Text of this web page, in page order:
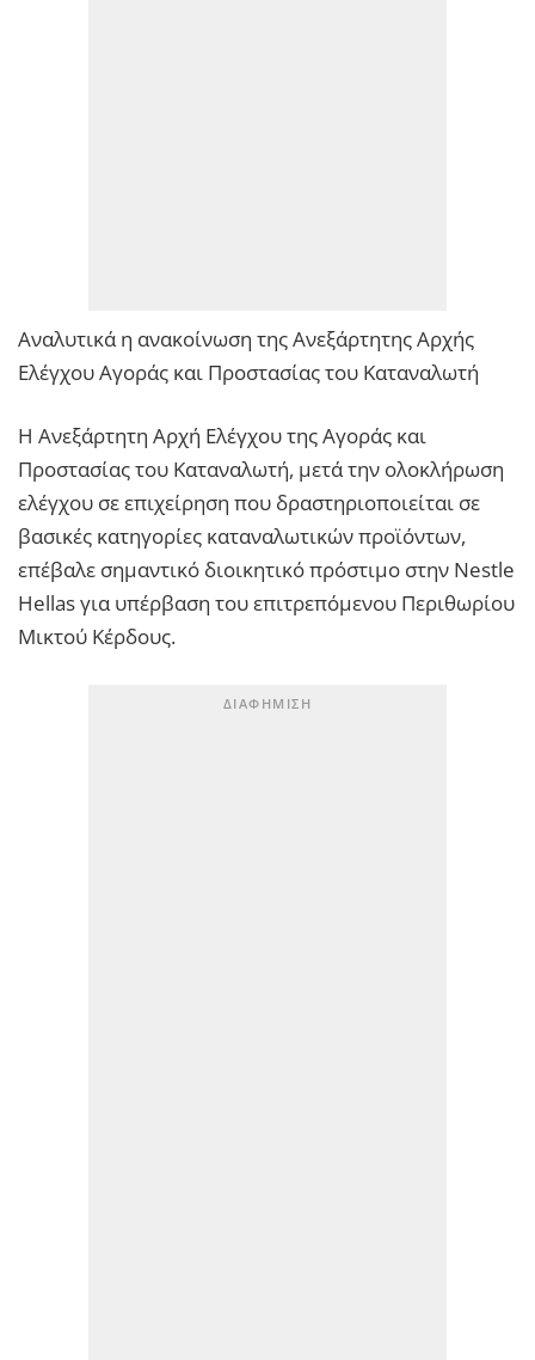
Αναλυτικά η ανακοίνωση της Ανεξάρτητης Αρχής
Ελέγχου Αγοράς και Προστασίας του Καταναλωτή
Η Ανεξάρτητη Αρχή Ελέγχου της Αγοράς και
Προστασίας του Καταναλωτή, μετά την ολοκλήρωση
ελέγχου σε επιχείρηση που δραστηριοποιείται σε
βασικές κατηγορίες καταναλωτικών προϊόντων,
επέβαλε σημαντικό διοικητικό πρόστιμο στην Nestle
Hellas για υπέρβαση του επιτρεπόμενου Περιθωρίου
Μικτού Κέρδους.